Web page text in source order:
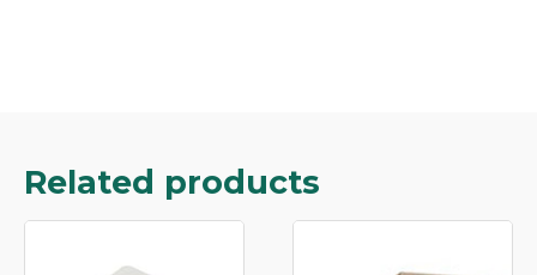
Related products